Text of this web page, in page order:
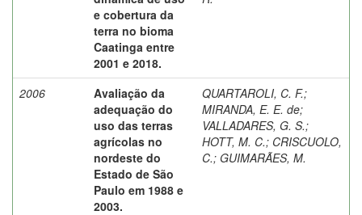
e cobertura da
terra no bioma
Caatinga entre
2001 e 2018.
2006
Avaliação da
adequação do
uso das terras
agrícolas no
nordeste do
Estado de São
Paulo em 1988 e
2003.
QUARTAROLI, C. F.;
MIRANDA, E. E. de;
VALLADARES, G. S.;
HOTT, M. C.; CRISCUOLO,
C.; GUIMARÃES, M.